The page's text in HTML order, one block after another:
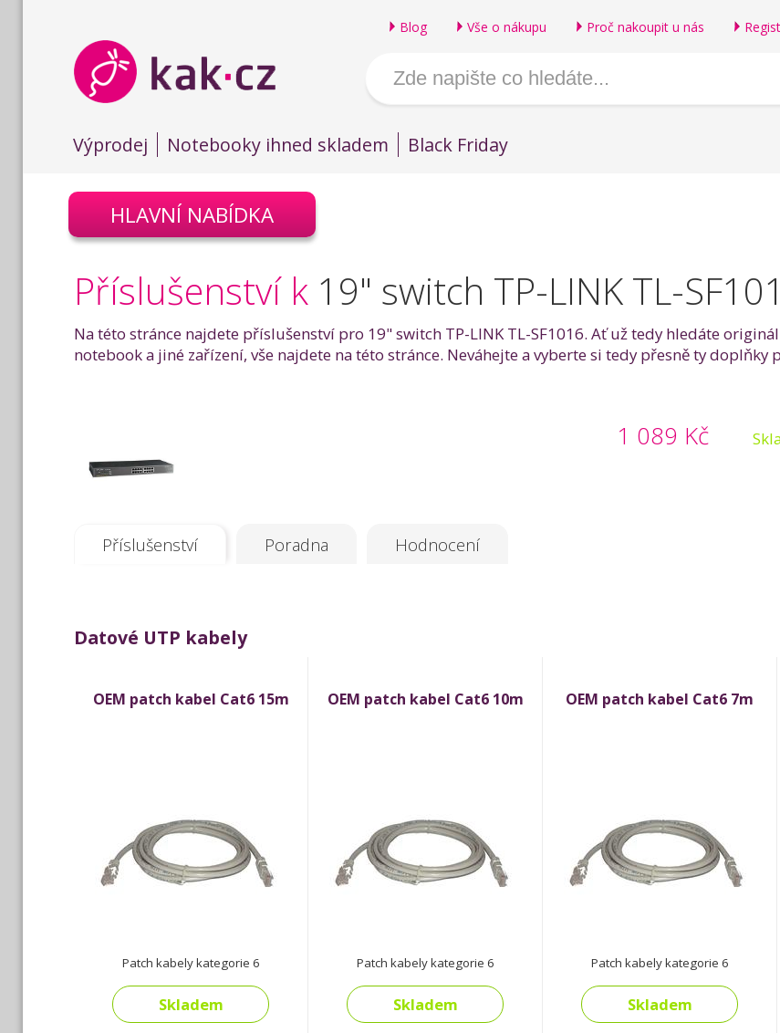
Blog Vše o nákupu Proč nakoupit u nás
Výprodej Notebooky ihned skladem Black Friday
HLAVNÍ NABÍDKA
Příslušenství k 19" switch TP-LINK TL-
Na této stránce najdete příslušenství pro 19" switch TP-LINK TL-SF1016. Ať už tedy hledáte
notebook a jiné zařízení, vše najdete na této stránce. Neváhejte a vyberte si tedy přesně ty
1 089 Kč
Příslušenství Poradna Hodnocení
Datové UTP kabely
OEM patch kabel Cat6 15m
Patch kabely kategorie 6
Skladem
OEM patch kabel Cat6 10m
Patch kabely kategorie 6
Skladem
OEM patch kabel Cat6 7m
Patch kabely kategorie 6
Skladem